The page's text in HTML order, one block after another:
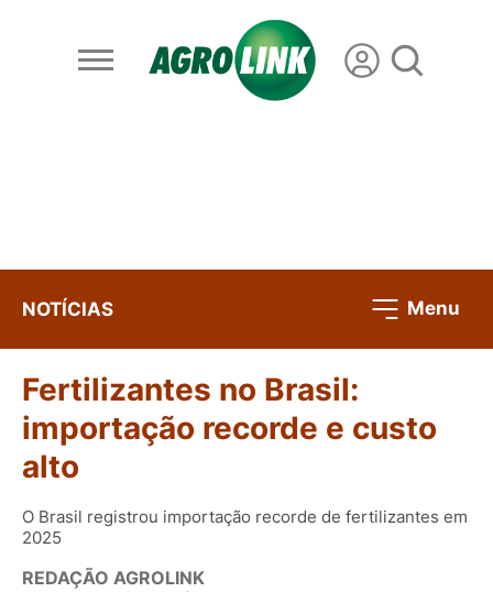
NOTÍCIAS Menu
Fertilizantes no Brasil:
importação recorde e custo
alto
O Brasil registrou importação recorde de fertilizantes em
2025
REDAÇÃO AGROLINK